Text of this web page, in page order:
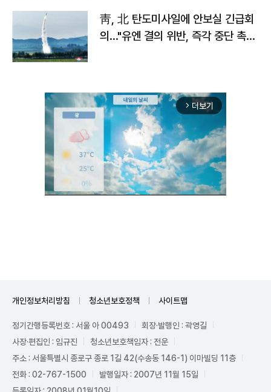
靑, 北 탄도미사일에 안보실 긴급회
의…"유엔 결의 위반, 즉각 중단 촉
arrow_forward_ios 더보기
개인정보처리방침 청소년보호정책 사이트맵
정기간행등록번호 : 서울 아 00493
회장·발행인 : 곽영길
사장·편집인 : 임규진
청소년보호책임자 : 전운
주소 : 서울특별시 종로구 종로 1길 42(수송동 146-1) 이마빌딩 11층
전화 : 02-767-1500
발행일자 : 2007년 11월 15일